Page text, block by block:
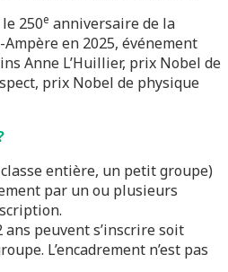
250e anniversaire de la
en 2025, événement
Anne L’Huillier, prix Nobel de
prix Nobel de physique
entière, un petit groupe)
par un ou plusieurs
peuvent s’inscrire soit
L’encadrement n’est pas